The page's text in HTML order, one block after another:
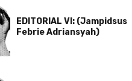
EDITORIAL VI: (Jampidsus
Febrie Adriansyah)